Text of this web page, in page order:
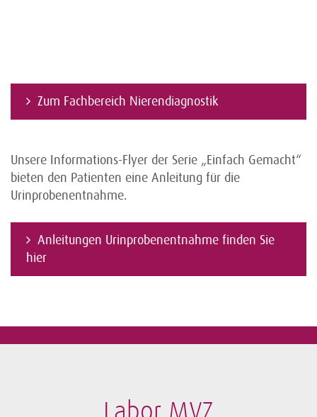
Zum Fachbereich Nierendiagnostik
Unsere Informations-Flyer der Serie „Einfach Gemacht“
bieten den Patienten eine Anleitung für die
Urinprobenentnahme.
Anleitungen Urinprobenentnahme finden Sie
hier